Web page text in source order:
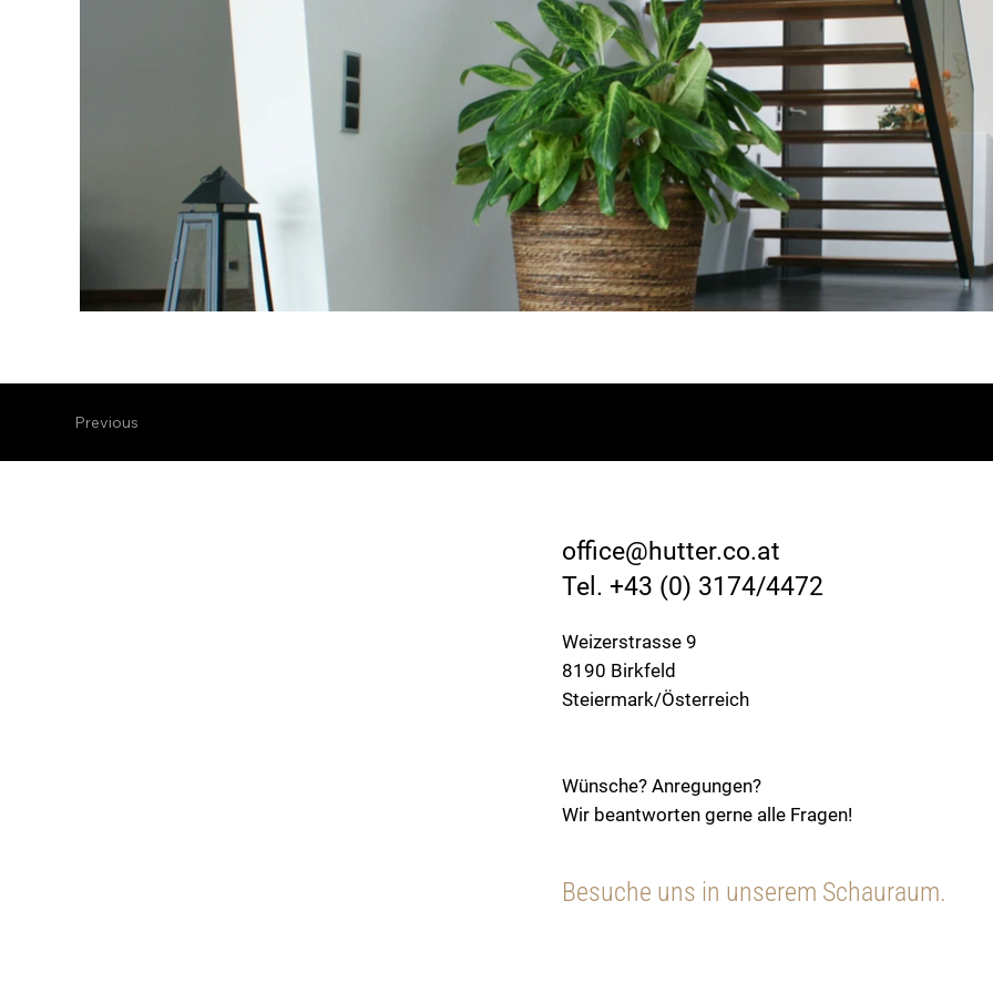
Previous
office@hutter.co.at
Tel. +43 (0) 3174/4472
Weizerstrasse 9
8190 Birkfeld
Steiermark/Österreich
Wünsche? Anregungen?
Wir beantworten gerne alle Fragen!
Besuche uns in unserem Schauraum.